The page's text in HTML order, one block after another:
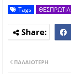
Tags ΘΕΣΠΡΩΤΙΑ
ΠΑΛΑΙΌΤΕΡΗ